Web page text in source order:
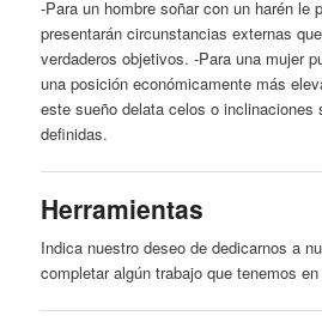
-Para un hombre soñar con un harén le
presentarán circunstancias externas
verdaderos objetivos. -Para una mujer
una posición económicamente más
este sueño delata celos o inclinaciones
definidas.
Herramientas
Indica nuestrodeseo de dedicarnos a
completar algún trabajo que tenemos